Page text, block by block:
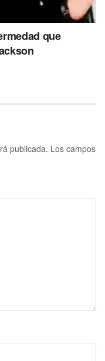
que
publicada. Los campos